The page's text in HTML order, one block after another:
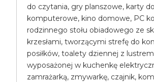
do czytania, gry planszowe, karty
komputerowe, kino domowe, PC
rodzinnego stołu obiadowego ze
krzesłami, tworzącymi strefę do
posiłków, toalety dziennej z
wyposażonej w kuchenkę
zamrażarką, zmywarkę, czajnik,